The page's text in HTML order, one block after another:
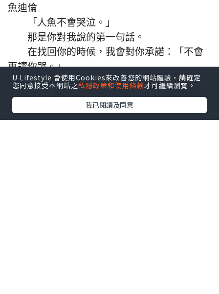
魚迪倫
「人魚不會哭泣。」
那是你對我說的第一句話。
在找回你的時候，我會對你承諾：「不會
再讓你哭。」
童話的結局其實並不美好，HAPPY
FOREVER根本不存在，可是⋯⋯
U Lifestyle 會使用Cookies來改善您的網站體驗，請確定
您同意接受本網站之私隱政策和使用條款才可繼續瀏覽。
我已閱讀及同意